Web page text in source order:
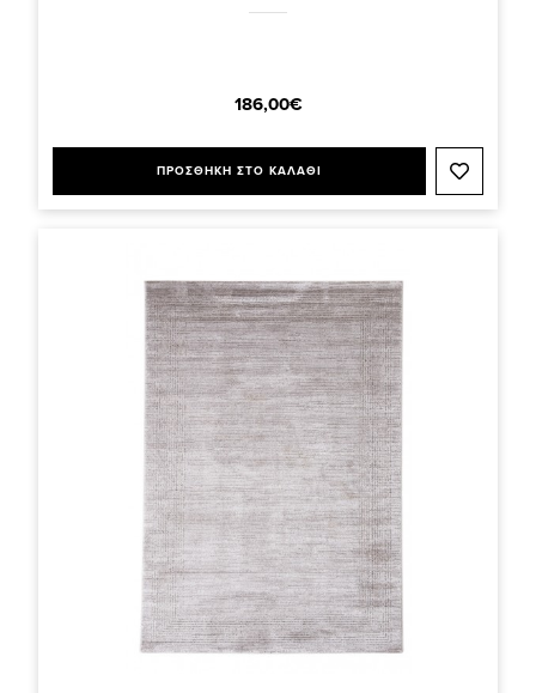
186,00€
ΠΡΟΣΘΗΚΗ ΣΤΟ ΚΑΛΑΘΙ